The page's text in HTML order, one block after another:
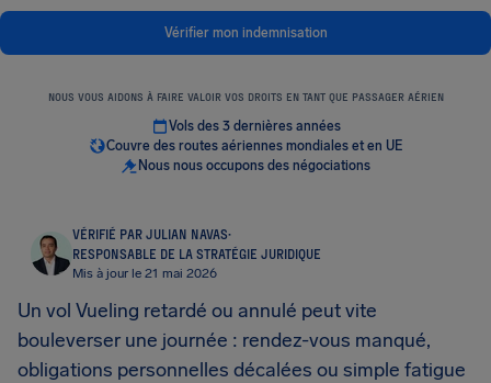
Vérifier mon indemnisation
NOUS VOUS AIDONS À FAIRE VALOIR VOS DROITS EN TANT QUE PASSAGER AÉRIEN
Vols des 3 dernières années
Couvre des routes aériennes mondiales et en UE
Nous nous occupons des négociations
VÉRIFIÉ PAR JULIAN NAVAS·
RESPONSABLE DE LA STRATÉGIE JURIDIQUE
Mis à jour le 21 mai 2026
Un vol Vueling retardé ou annulé peut vite
bouleverser une journée : rendez-vous manqué,
obligations personnelles décalées ou simple fatigue